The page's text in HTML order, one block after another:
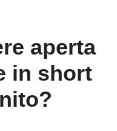
aperta
in short